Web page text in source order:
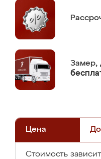
Замер,
Цена
Стоимость